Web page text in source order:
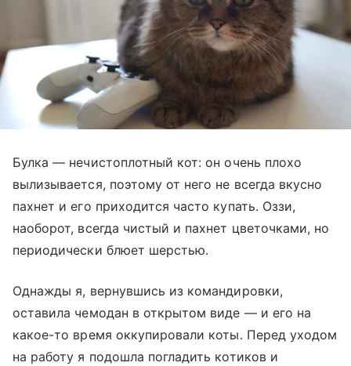
Булка — нечистоплотный кот: он очень плохо
вылизывается, поэтому от него не всегда вкусно
пахнет и его приходится часто купать. Оззи,
наоборот, всегда чистый и пахнет цветочками, но
периодически блюет шерстью.
Однажды я, вернувшись из командировки,
оставила чемодан в открытом виде — и его на
какое-то время оккупировали коты. Перед уходом
на работу я подошла погладить котиков и